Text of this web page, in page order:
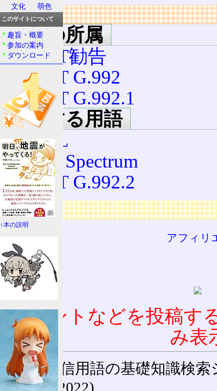
リンク
用語の所属
ITU-T勧告
ITU-T G.992
ITU-T G.992.1
関連する用語
ADSL
Quad Spectrum
ITU-T G.992.2
広告
アフィリ
コメントなどを投稿す
み表
通信用語の基礎知識検索
(27-May-2022)
文化
萌色
このサイトについて
趣旨・概要
参加の案内
ダウンロード
↑本の説明